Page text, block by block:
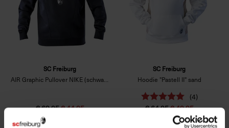
SC Freiburg
AIR Graphic Pullover NIKE (schwarz)
€ 69,95€ 44,95
SC Freiburg
Hoodie "Pastell II" sand
(4)
€ 64,95€ 49,95